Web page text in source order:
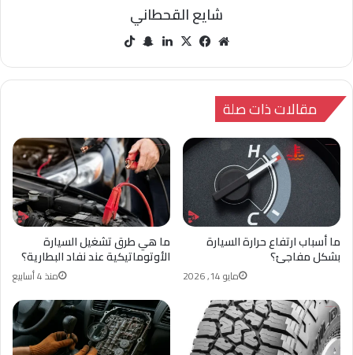
شايع القحطاني
مو
الوي
في
وك
‫X لينك سنا
تشا
مقالات ذات صلة
ما هي طرق تشغيل السيارة
الأوتوماتيكية عند نفاد البطارية؟
منذ 4 أسابيع
ما أسباب ارتفاع حرارة السيارة
بشكل مفاجئ؟
مايو 14, 2026